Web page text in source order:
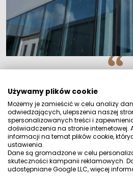
Wybierz swoje cztery
rozwój i zainwestuj w
Używamy plików cookie
Możemy je zamieścić w celu analizy
odwiedzających, ulepszenia naszej
spersonalizowanych treści i
doświadczenia na stronie internetowej.
informacji na temat plików cookie,
ustawienia.
Dane są gromadzone w celu
skuteczności kampanii reklamowych.
udostępniane Google LLC, więcej